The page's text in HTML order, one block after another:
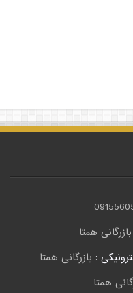
بازرگانی همتا
بازرگانی همتا
همتا